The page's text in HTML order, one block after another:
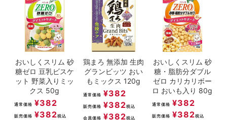
おいしくスリム 砂
糖ゼロ 豆乳ビスケ
ット 野菜入りミッ
クス 50g
通常価格 ¥382
販売価格 ¥382税込
鶏まろ 無添加 生肉
グランビッツ おい
もミックス 120g
通常価格 ¥382
販売価格 ¥382税込
会員価格 ¥382税込
おいしくスリム 砂
糖・脂肪分ダブル
ゼロ カリカリボー
ロ おいも入り 80g
通常価格 ¥382
販売価格 ¥382税込